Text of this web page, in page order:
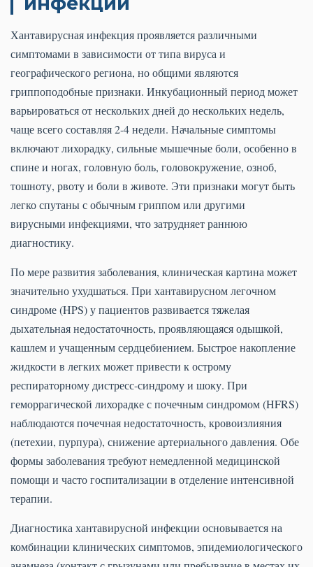
Хантавирусная инфекция проявляется различными
симптомами в зависимости от типа вируса и
географического региона, но общими являются
гриппоподобные признаки. Инкубационный период может
варьироваться от нескольких дней до нескольких недель,
чаще всего составляя 2-4 недели. Начальные симптомы
включают лихорадку, сильные мышечные боли, особенно в
спине и ногах, головную боль, головокружение, озноб,
тошноту, рвоту и боли в животе. Эти признаки могут быть
легко спутаны с обычным гриппом или другими
вирусными инфекциями, что затрудняет раннюю
диагностику.
По мере развития заболевания, клиническая картина может
значительно ухудшаться. При хантавирусном легочном
синдроме (HPS) у пациентов развивается тяжелая
дыхательная недостаточность, проявляющаяся одышкой,
кашлем и учащенным сердцебиением. Быстрое накопление
жидкости в легких может привести к острому
респираторному дистресс-синдрому и шоку. При
геморрагической лихорадке с почечным синдромом (HFRS)
наблюдаются почечная недостаточность, кровоизлияния
(петехии, пурпура), снижение артериального давления. Обе
формы заболевания требуют немедленной медицинской
помощи и часто госпитализации в отделение интенсивной
терапии.
Диагностика хантавирусной инфекции основывается на
комбинации клинических симптомов, эпидемиологического